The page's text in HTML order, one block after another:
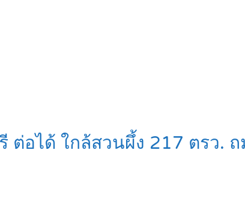
ต่อได้ ใกล้สวนผึ้ง 217 ตรว.